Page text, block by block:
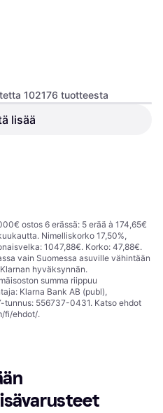
Apple iPhone 17 Silicone
102176 tuotteesta
lisää
ostos 6 erässä: 5 erää à 174,65€
Nimelliskorko 17,50%,
1047,88€. Korko: 47,88€.
vain Suomessa asuville vähintään
hyväksynnän.
summa riippuu
Klarna Bank AB (publ),
tunnus: 556737-0431. Katso ehdot
fi/ehdot/.